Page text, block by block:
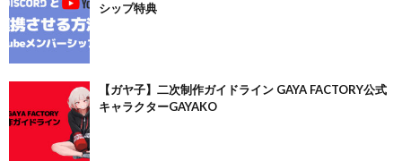
シップ特典
【ガヤ子】二次制作ガイドライン GAYA FACTORY公式
キャラクターGAYAKO